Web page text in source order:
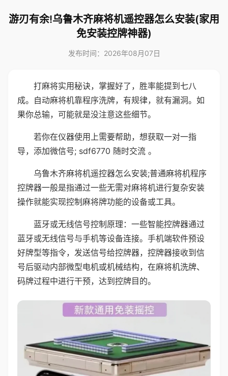
游刃有余!乌鲁木齐麻将机遥控器怎么安装(家用
免安装控牌神器)
发布时间：2026年08月07日
打麻将实用秘诀，掌握好了，胜率能提到七八
成。自动麻将机靠程序洗牌，有规律，就有漏洞。如
果你总输，可能就是没注意这些细节。
若你在仪器使用上需要帮助，想获取一对一指
导，添加微信号; sdf6770 随时交流 。
乌鲁木齐麻将机遥控器怎么安装;普通麻将机程序
控牌器一般是指通过一些无需对麻将机进行复杂安装
操作就能实现控制麻将牌功能的设备或工具。
蓝牙或无线信号控制原理：一些智能控牌器通过
蓝牙或无线信号与手机等设备连接。手机端软件预设
好牌型等指令，发送信号给控牌器，控牌器接收到信
号后驱动内部微型电机或机械结构，在麻将机洗牌、
码牌过程中进行干预，达到控牌目的。